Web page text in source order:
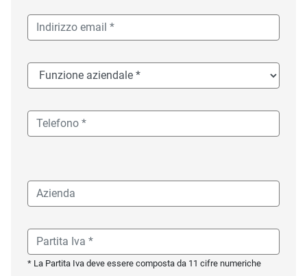
* La Partita Iva deve essere composta da 11 cifre numeriche